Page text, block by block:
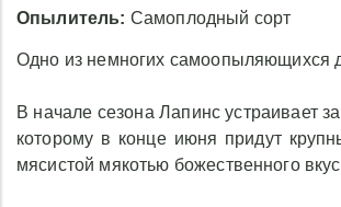
Опылитель: Самоплодный сорт
Одно из немногих самоопыляющихся
В начале сезона Лапинс устраивает
которому в конце июня придут
мясистой мякотью божественного